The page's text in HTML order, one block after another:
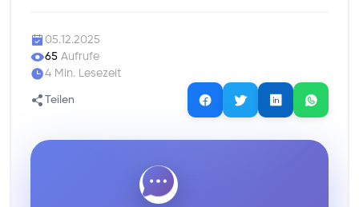
05.12.2025
65 Aufrufe
4 Min. Lesezeit
Teilen